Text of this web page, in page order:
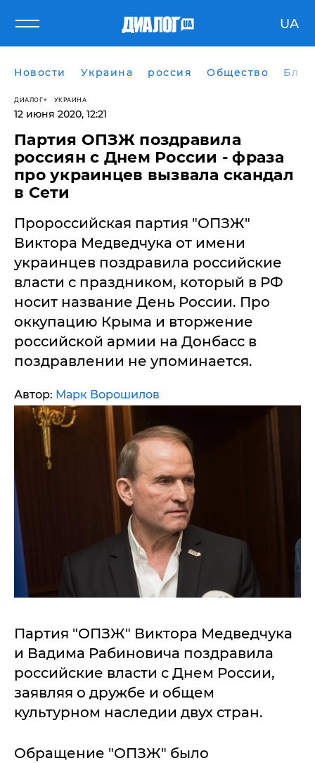
UA
Новости Украина россия Общество
ДИАЛОГ УКРАИНА
12 июня 2020, 12:21
Партия ОПЗЖ поздравила
россиян с Днем России - фраза
про украинцев вызвала скандал
в Сети
​Пророссийская партия "ОПЗЖ"
Виктора Медведчука от имени
украинцев поздравила российские
власти с праздником, который в РФ
носит название День России. Про
оккупацию Крыма и вторжение
российской армии на Донбасс в
поздравлении не упоминается.
Автор: Марк Ворошилов
Партия "ОПЗЖ" Виктора Медведчука
и Вадима Рабиновича поздравила
российские власти с Днем России,
заявляя о дружбе и общем
культурном наследии двух стран.
Обращение "ОПЗЖ" было